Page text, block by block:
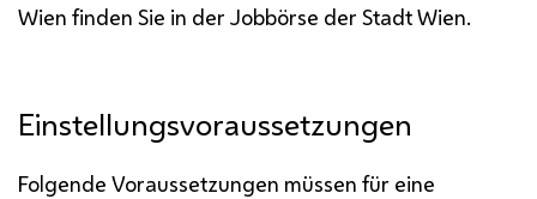
Wien finden Sie in der Jobbörse der Stadt Wien.
Einstellungsvoraussetzungen
Folgende Voraussetzungen müssen für eine